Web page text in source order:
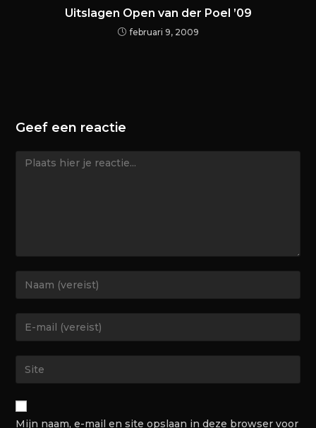
Uitslagen Open van der Poel ’09
februari 9, 2009
Geef een reactie
Mijn naam, e-mail en site opslaan in deze browser voor